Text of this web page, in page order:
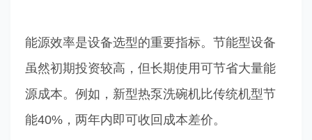
能源效率是设备选型的重要指标。节能型设备
虽然初期投资较高，但长期使用可节省大量能
源成本。例如，新型热泵洗碗机比传统机型节
能40%，两年内即可收回成本差价。